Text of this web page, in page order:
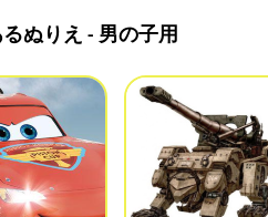
ぬりえ - 男の子用